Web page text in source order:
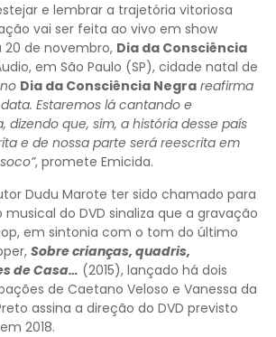
e lembrar a trajetória vitoriosa
vai ser feita ao vivo em show
de novembro, Dia da Consciência
em São Paulo (SP), cidade natal de
Dia da Consciência Negra reafirma
Estaremos lá cantando e
dizendo que, sim, a história desse país
e de nossa parte será reescrita em
, promete Emicida.
Dudu Marote ter sido chamado para
do DVD sinaliza que a gravação
em sintonia com o tom do último
Sobre crianças, quadris,
de Casa… (2015), lançado há dois
de Caetano Veloso e Vanessa da
assina a direção do DVD previsto
2018.